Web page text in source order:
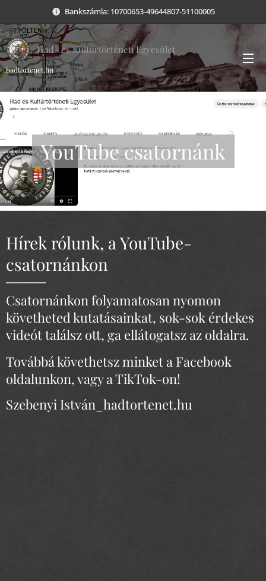
Bankszámla: 10700653-49644807-51100005
Had- és Kultúrtörténeti Egyesület
hadtortenet.hu
YouTube csatornánk
Hírek rólunk, a YouTube-
csatornánkon
Csatornánkon folyamatosan nyomon
követheted kutatásainkat, sok-sok érdekes
videót találsz ott, ga ellátogatsz az oldalra.
Továbbá követhetsz minket a Facebook
oldalunkon, vagy a TikTok-on!
Szebenyi István_hadtortenet.hu